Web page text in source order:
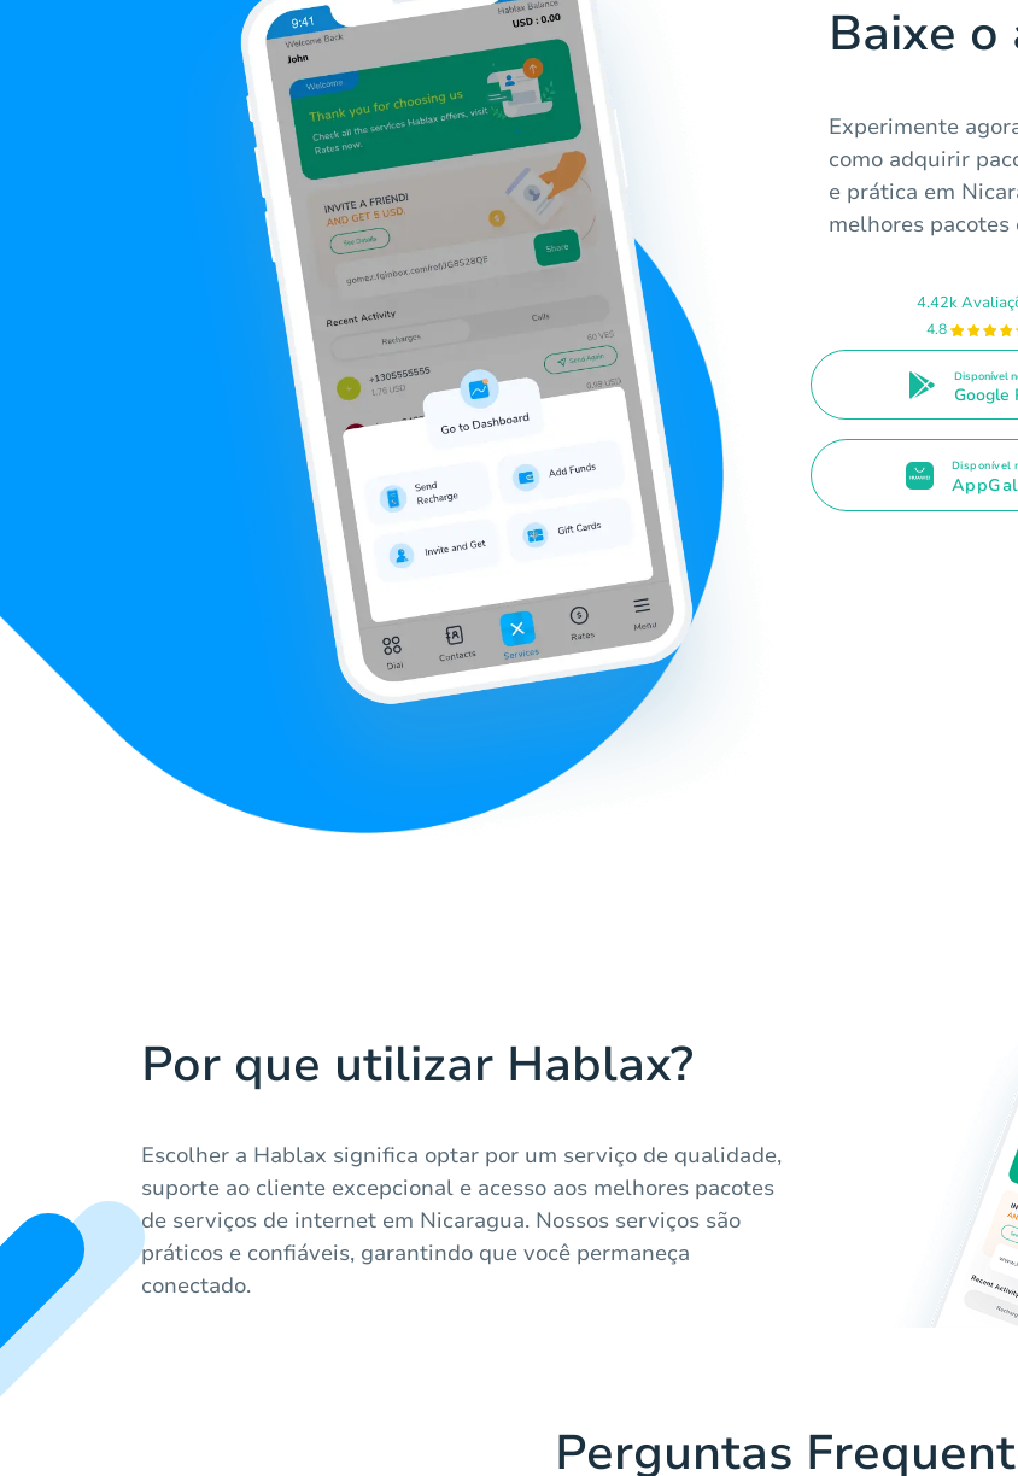
Baixe
Experimente
como adquirir
e prática em
melhores pacotes
4.42k
4.8
Disponível
Google
Disponível
Por que utilizar Hablax?
Escolher a Hablax significa optar por um serviço de qualidade,
suporte ao cliente excepcional e acesso aos melhores pacotes
de serviços de internet em Nicaragua. Nossos serviços são
práticos e confiáveis, garantindo que você permaneça
conectado.
Perguntas